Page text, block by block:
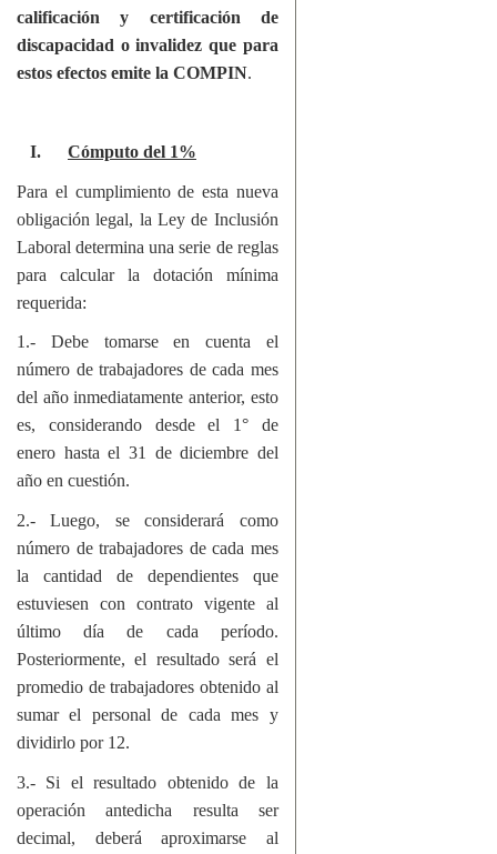
calificación y certificación de
discapacidad o invalidez que para
estos efectos emite la COMPIN.
I. Cómputo del 1%
Para el cumplimiento de esta nueva
obligación legal, la Ley de Inclusión
Laboral determina una serie de reglas
para calcular la dotación mínima
requerida:
1.- Debe tomarse en cuenta el
número de trabajadores de cada mes
del año inmediatamente anterior, esto
es, considerando desde el 1° de
enero hasta el 31 de diciembre del
año en cuestión.
2.- Luego, se considerará como
número de trabajadores de cada mes
la cantidad de dependientes que
estuviesen con contrato vigente al
último día de cada período.
Posteriormente, el resultado será el
promedio de trabajadores obtenido al
sumar el personal de cada mes y
dividirlo por 12.
3.- Si el resultado obtenido de la
operación antedicha resulta ser
decimal, deberá aproximarse al